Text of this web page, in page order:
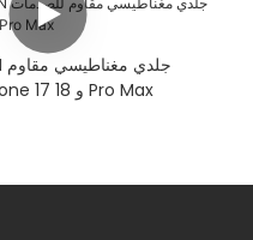
للصدمات لهاتف IPhone 17 و 18 Pro Max